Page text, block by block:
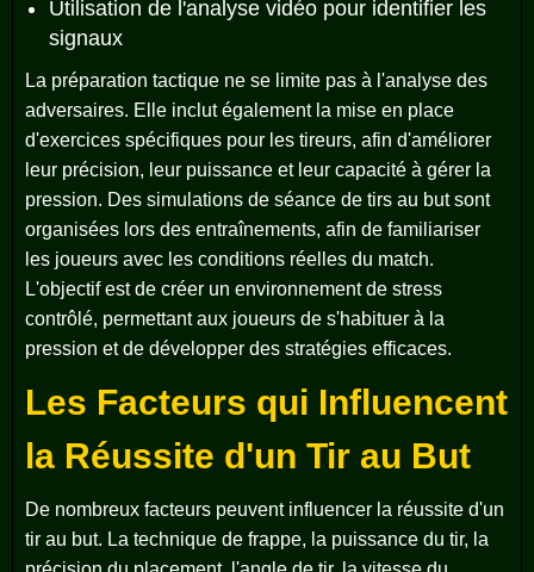
Utilisation de l'analyse vidéo pour identifier les
signaux
La préparation tactique ne se limite pas à l'analyse des
adversaires. Elle inclut également la mise en place
d'exercices spécifiques pour les tireurs, afin d'améliorer
leur précision, leur puissance et leur capacité à gérer la
pression. Des simulations de séance de tirs au but sont
organisées lors des entraînements, afin de familiariser
les joueurs avec les conditions réelles du match.
L'objectif est de créer un environnement de stress
contrôlé, permettant aux joueurs de s'habituer à la
pression et de développer des stratégies efficaces.
Les Facteurs qui Influencent
la Réussite d'un Tir au But
De nombreux facteurs peuvent influencer la réussite d'un
tir au but. La technique de frappe, la puissance du tir, la